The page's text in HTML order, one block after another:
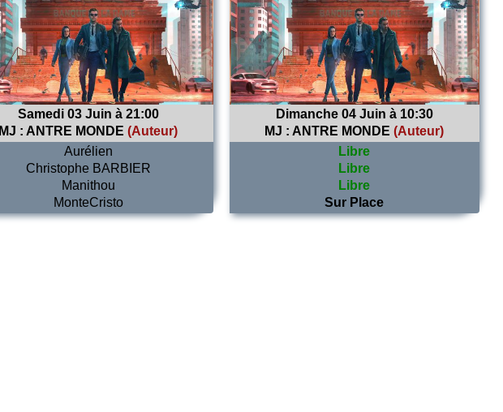
Samedi 03 Juin à 21:00
MJ : ANTRE MONDE (Auteur)
Aurélien
Christophe BARBIER
Manithou
MonteCristo
Dimanche 04 Juin à 10:30
MJ : ANTRE MONDE (Auteur)
Libre
Libre
Libre
Sur Place